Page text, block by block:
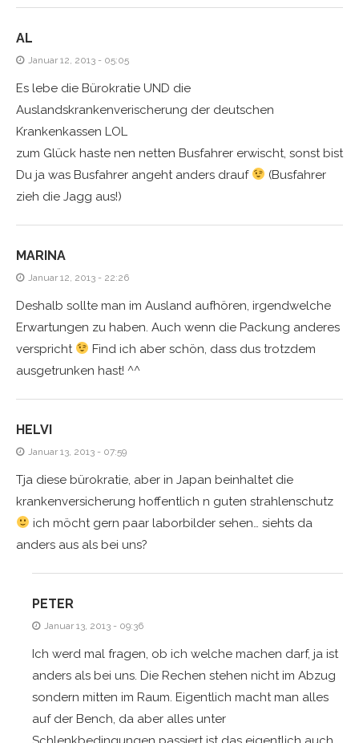
AL
Januar 12, 2013 - 05:05
Es lebe die Bürokratie UND die
Auslandskrankenverischerung der deutschen
Krankenkassen LOL
zum Glück haste nen netten Busfahrer erwischt, sonst bist
Du ja was Busfahrer angeht anders drauf
(Busfahrer
zieh die Jagg aus!)
MARINA
Januar 12, 2013 - 22:26
Deshalb sollte man im Ausland aufhören, irgendwelche
Erwartungen zu haben. Auch wenn die Packung anderes
verspricht
Find ich aber schön, dass dus trotzdem
ausgetrunken hast! ^^
HELVI
Januar 13, 2013 - 07:59
Tja diese bürokratie, aber in Japan beinhaltet die
krankenversicherung hoffentlich n guten strahlenschutz
ich möcht gern paar laborbilder sehen… siehts da
anders aus als bei uns?
PETER
Januar 13, 2013 - 09:36
Ich werd mal fragen, ob ich welche machen darf, ja ist
anders als bei uns. Die Rechen stehen nicht im Abzug
sondern mitten im Raum. Eigentlich macht man alles
auf der Bench, da aber alles unter